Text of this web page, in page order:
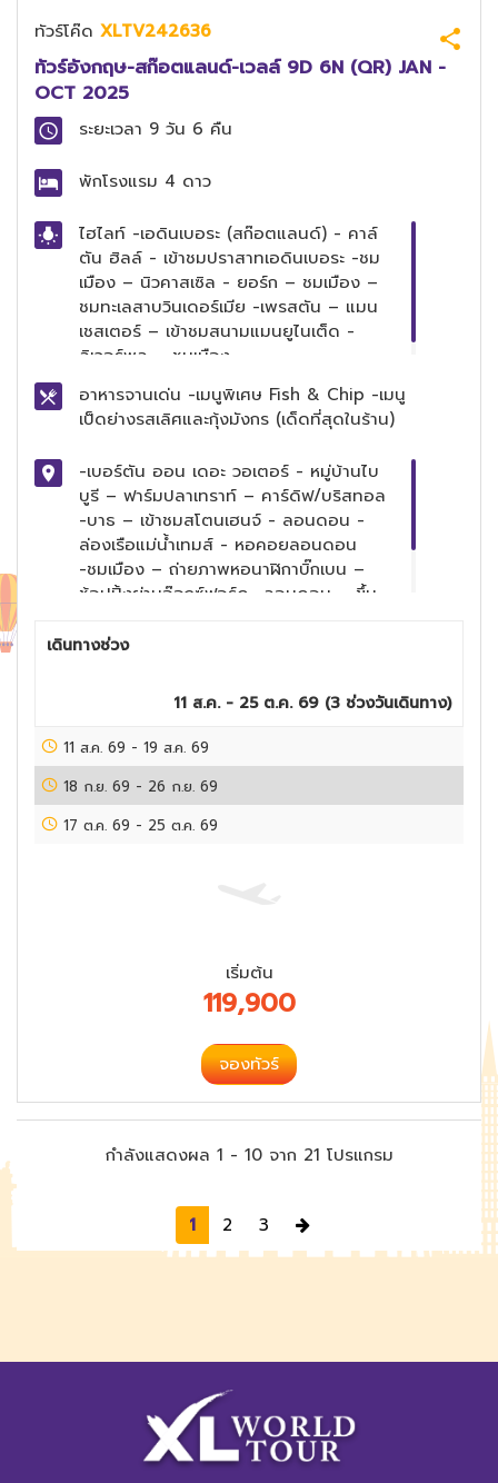
ทัวร์โค๊ด XLTV242636
ทัวร์อังกฤษ-สก๊อตแลนด์-เวลล์ 9D 6N (QR) JAN -
OCT 2025
ระยะเวลา 9 วัน 6 คืน
พักโรงแรม 4 ดาว
ไฮไลท์ -เอดินเบอระ (สก๊อตแลนด์) - คาล์
ตัน ฮิลล์ - เข้าชมปราสาทเอดินเบอระ -ชม
เมือง – นิวคาสเซิล - ยอร์ก – ชมเมือง –
ชมทะเลสาบวินเดอร์เมีย -เพรสตัน – แมน
เชสเตอร์ – เข้าชมสนามแมนยูไนเต็ด -
ลิเวอร์พูล – ชมเมือง
อาหารจานเด่น -เมนูพิเศษ Fish & Chip -เมนู
เป็ดย่างรสเลิศและกุ้งมังกร (เด็ดที่สุดในร้าน)
-เบอร์ตัน ออน เดอะ วอเตอร์ - หมู่บ้านไบ
บูรี – ฟาร์มปลาเทราท์ – คาร์ดิฟ/บริสทอล
-บาธ – เข้าชมสโตนเฮนจ์ - ลอนดอน -
ล่องเรือแม่น้ำเทมส์ - หอคอยลอนดอน
-ชมเมือง – ถ่ายภาพหอนาฬิกาบิ๊กเบน –
ช้อปปิ้งย่านอ๊อกซ์ฟอร์ด -ลอนดอน – ขึ้น
บริดจ์ -ช้อปปิ้งบิสเตอร์ เอาท์เล็ท
เดินทางช่วง
11 ส.ค. - 25 ต.ค. 69 (3 ช่วงวันเดินทาง)
11 ส.ค. 69 - 19 ส.ค. 69
18 ก.ย. 69 - 26 ก.ย. 69
17 ต.ค. 69 - 25 ต.ค. 69
เริ่มต้น
119,900
จองทัวร์
กำลังแสดงผล 1 - 10จาก 21 โปรแกรม
1 2 3 Next